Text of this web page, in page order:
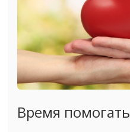
Время помогать